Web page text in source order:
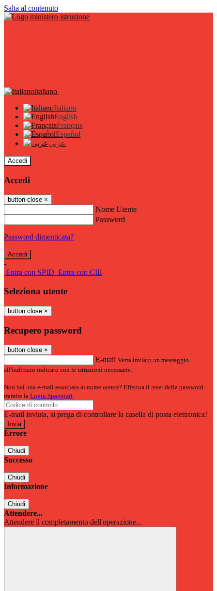
Salta al contenuto
Italiano
Italiano
English
Français
Español
عربى
Accedi
Accedi
button close ×
Nome Utente
Password
Password dimenticata?
-
Entra con SPID Entra con CIE
Seleziona utente
button close ×
Recupero password
button close ×
E-mail Verrà inviato un messaggio
all'indirizzo indicato con le istruzioni necessarie.
Non hai una e-mail associata al nome utente? Effettua il reset della password
tramite la Login Spaggiari
E-mail inviata, si prega di controllare la casella di posta elettronica!
Errore
Chiudi
Successo
Chiudi
Informazione
Chiudi
Attendere...
Attendere il completamento dell'operazione...